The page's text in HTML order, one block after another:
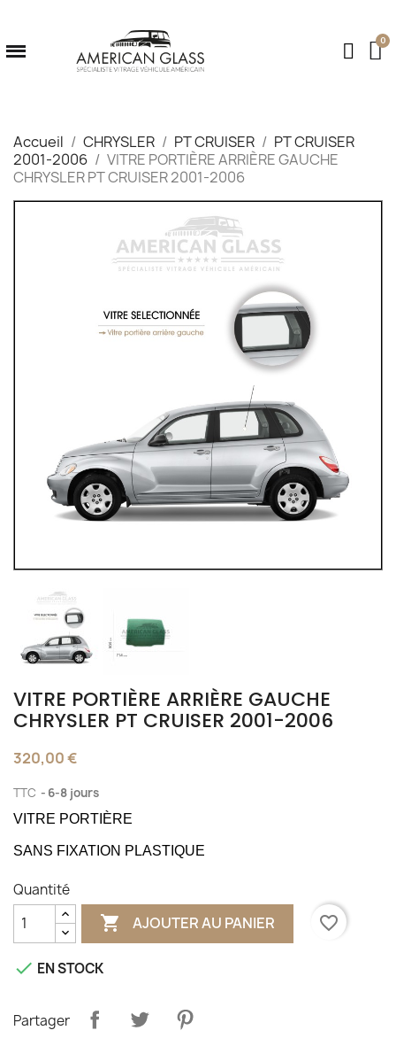
Accueil CHRYSLER PT CRUISER
PT CRUISER
2001-2006
VITRE PORTIÈRE ARRIÈRE GAUCHE
CHRYSLER PT CRUISER 2001-2006
VITRE PORTIÈRE ARRIÈRE GAUCHE
CHRYSLER PT CRUISER 2001-2006
320,00 €
TTC 6-8 jours
VITRE PORTIÈRE
SANS FIXATION PLASTIQUE
Quantité
 AJOUTER AU PANIER favorite_border
 EN STOCK
Partager